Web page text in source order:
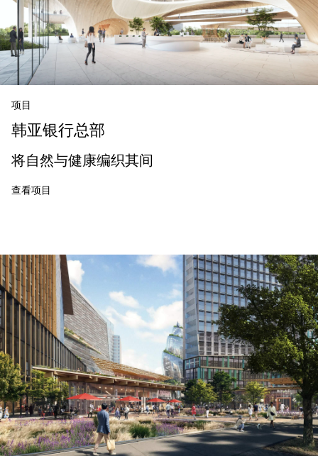
项目
韩亚银行总部
将自然与健康编织其间
查看项目